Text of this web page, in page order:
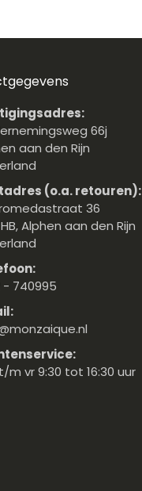
66j
aan den Rijn
(o.a. retouren):
36
Alphen aan den Rijn
- 740995
m vr 9:30 tot 16:30 uur